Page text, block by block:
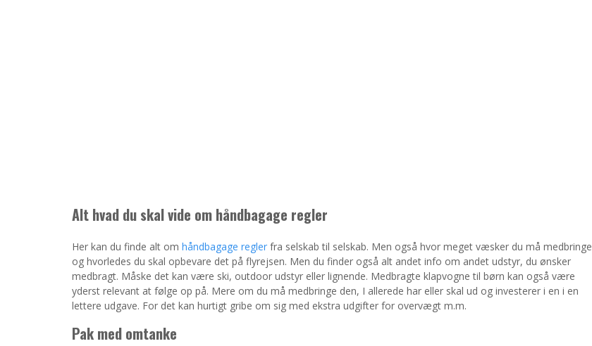
Alt hvad du skal vide om håndbagage regler
Her kan du finde alt om håndbagage regler fra selskab til selskab. Men også hvor meget væsker du må medbringe
og hvorledes du skal opbevare det på flyrejsen. Men du finder også alt andet info om andet udstyr, du ønsker
medbragt. Måske det kan være ski, outdoor udstyr eller lignende. Medbragte klapvogne til børn kan også være
yderst relevant at følge op på. Mere om du må medbringe den, I allerede har eller skal ud og investerer i en i en
lettere udgave. For det kan hurtigt gribe om sig med ekstra udgifter for overvægt m.m.
Pak med omtanke